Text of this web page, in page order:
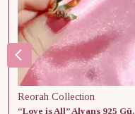
Reorah Collection
“Love is